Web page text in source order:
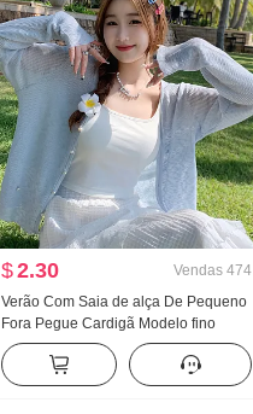
$2.30 Vendas 474
Verão Com Saia de alça De Pequeno
Fora Pegue Cardigã Modelo fino
Mulher de tricô Pequeno Xale Gelo
Seda Tule Proteção Solar Casaco Top